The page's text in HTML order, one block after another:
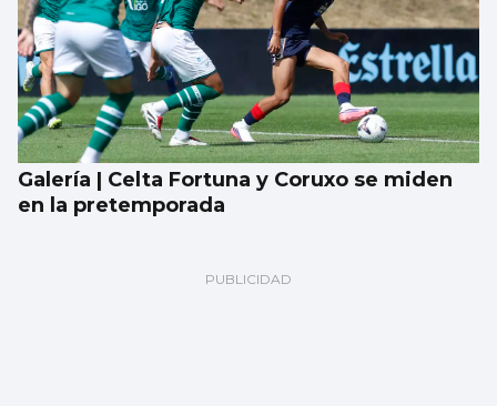
Galería | Celta Fortuna y Coruxo se miden
en la pretemporada